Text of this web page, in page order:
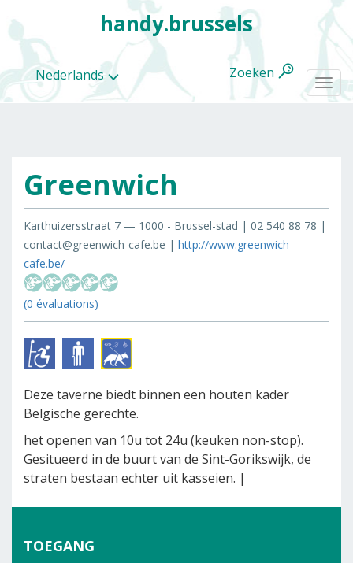
Nederlands
handy.brussels
Zoeken
Greenwich
Karthuizersstraat 7 — 1000 - Brussel-stad | 02 540 88 78 |
contact@greenwich-cafe.be | http://www.greenwich-
cafe.be/
(0 évaluations)
Deze taverne biedt binnen een houten kader
Belgische gerechte.
het openen van 10u tot 24u (keuken non-stop).
Gesitueerd in de buurt van de Sint-Gorikswijk, de
straten bestaan echter uit kasseien. |
TOEGANG
Alle
categorieën